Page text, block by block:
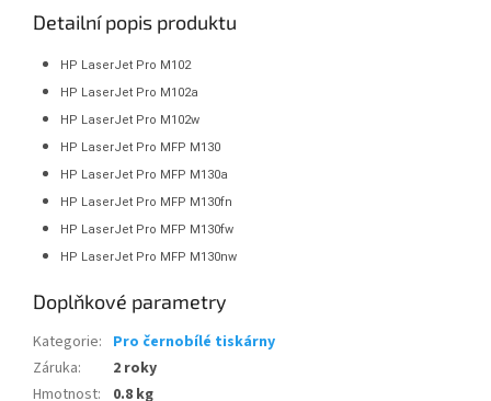
Detailní popis produktu
HP LaserJet Pro M102
HP LaserJet Pro M102a
HP LaserJet Pro M102w
HP LaserJet Pro MFP M130
HP LaserJet Pro MFP M130a
HP LaserJet Pro MFP M130fn
HP LaserJet Pro MFP M130fw
HP LaserJet Pro MFP M130nw
Doplňkové parametry
Kategorie: Pro černobílé tiskárny
Záruka:
2 roky
Hmotnost: 0.8 kg